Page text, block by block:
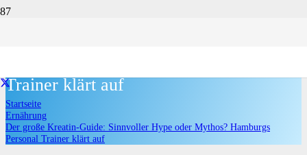
Trainer klärt auf
Startseite
Ernährung
Der große Kreatin-Guide: Sinnvoller Hype oder Mythos? Hamburgs
Personal Trainer klärt auf